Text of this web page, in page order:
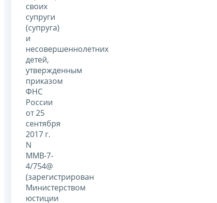
своих
супруги
(супруга)
и
несовершеннолетних
детей,
утвержденным
приказом
ФНС
России
от 25
сентября
2017 г.
N
ММВ-7-
4/754@
(зарегистрирован
Министерством
юстиции